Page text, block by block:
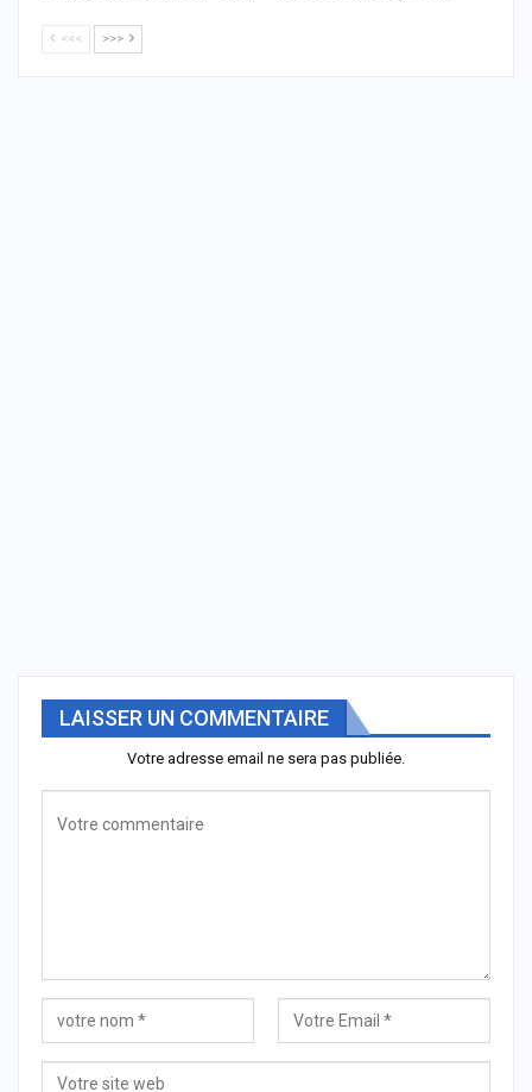
<<< >>>
LAISSER UN COMMENTAIRE
Votre adresse email ne sera pas publiée.